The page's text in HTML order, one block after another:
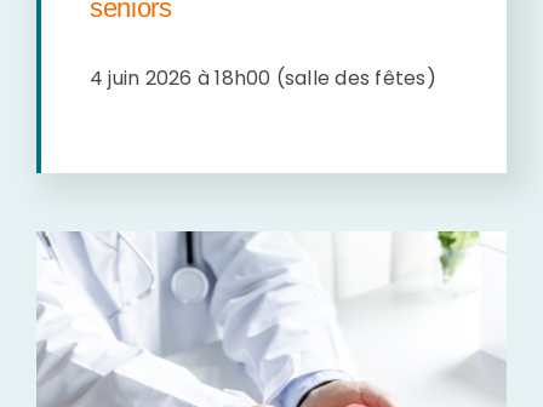
seniors
4 juin 2026 à 18h00 (salle des fêtes)